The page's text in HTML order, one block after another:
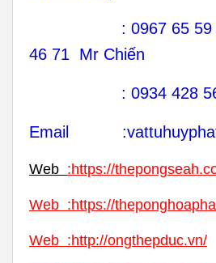
: 0967 65 59 54
46 71 Mr Chiến
: 0934 428 566
Email
Web :https://
Web :https://
Web :http://ongthepduc.vn/